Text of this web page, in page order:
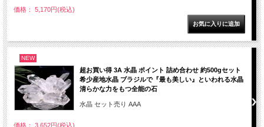
価格： 5,170円(税込)
NEW
超お買い得 3A 水晶 ポイント 詰め合わせ 約500gセット
希少産地水晶 ブラジルで『最も美しい』といわれる水晶
清らかな力をもつ全能の石
水晶 セット売り AAA
価格： 3,652円(税込)